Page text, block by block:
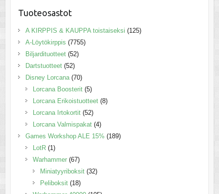
Tuoteosastot
A KIRPPIS & KAUPPA toistaiseksi (125)
A-Löytökirppis (7755)
Biljardituotteet (52)
Dartstuotteet (52)
Disney Lorcana (70)
Lorcana Boosterit (5)
Lorcana Erikoistuotteet (8)
Lorcana Irtokortit (52)
Lorcana Valmispakat (4)
Games Workshop ALE 15% (189)
LotR (1)
Warhammer (67)
Miniatyyriboksit (32)
Peliboksit (18)